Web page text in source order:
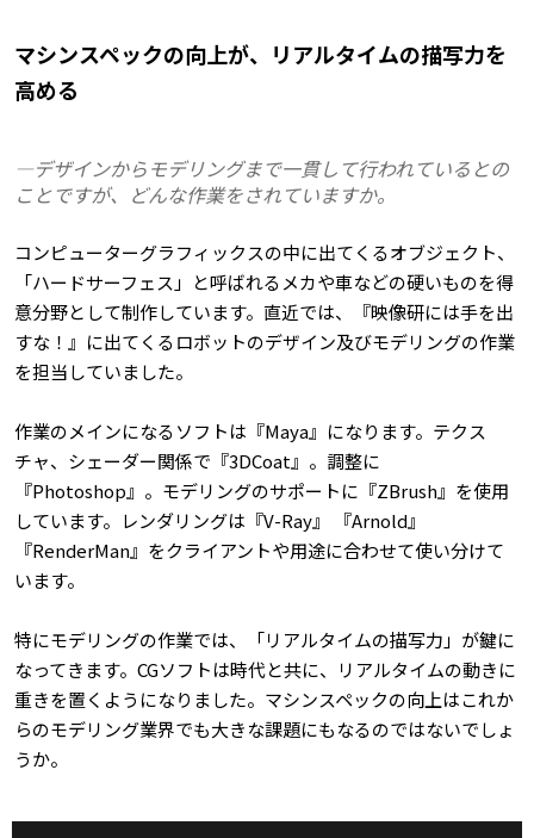
マシンスペックの向上が、リアルタイムの描写力を
高める
―デザインからモデリングまで一貫して行われているとの
ことですが、どんな作業をされていますか。
コンピューターグラフィックスの中に出てくるオブジェクト、
「ハードサーフェス」と呼ばれるメカや車などの硬いものを得
意分野として制作しています。直近では、『映像研には手を出
すな！』に出てくるロボットのデザイン及びモデリングの作業
を担当していました。
作業のメインになるソフトは『Maya』になります。テクス
チャ、シェーダー関係で『3DCoat』。調整に
『Photoshop』。モデリングのサポートに『ZBrush』を使用
しています。レンダリングは『V-Ray』 『Arnold』
『RenderMan』をクライアントや用途に合わせて使い分けて
います。
特にモデリングの作業では、「リアルタイムの描写力」が鍵に
なってきます。CGソフトは時代と共に、リアルタイムの動きに
重きを置くようになりました。マシンスペックの向上はこれか
らのモデリング業界でも大きな課題にもなるのではないでしょ
うか。